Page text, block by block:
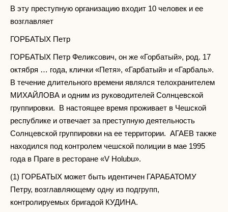
В эту преступную организацию входит 10 человек и ее
возглавляет
ГОРБАТЫХ Петр
ГОРБАТЫХ Петр Феликсович, он же «Горбатый», род. 17
октября … года, клички «Петя», «Гарбатый» и «Гарбаль».
В течение длительного времени являлся телохранителем
МИХАЙЛОВА и одним из руководителей Солнцевской
группировки. В настоящее время проживает в Чешской
республике и отвечает за преступную деятельность
Солнцевской группировки на ее территории. АГАЕВ также
находился под контролем чешской полиции в мае 1995
года в Праге в ресторане «V Holubu».
(1) ГОРБАТЫХ может быть идентичен ГАРАБАТОМУ
Петру, возглавляющему одну из подгрупп,
контролируемых бригадой КУДИНА.